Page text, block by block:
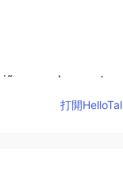
que les
a losque les
打開